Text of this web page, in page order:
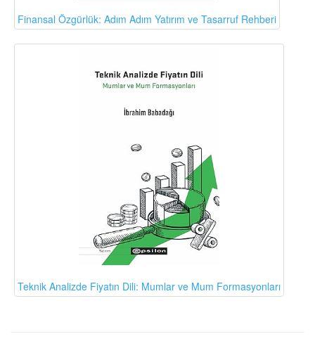
Finansal Özgürlük: Adım Adım Yatırım ve Tasarruf Rehberi
Teknik Analizde Fiyatın Dili: Mumlar ve Mum Formasyonları